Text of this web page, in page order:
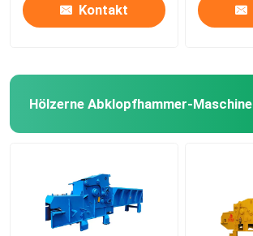
Kontakt
Hölzerne Abklopfhammer-Maschine